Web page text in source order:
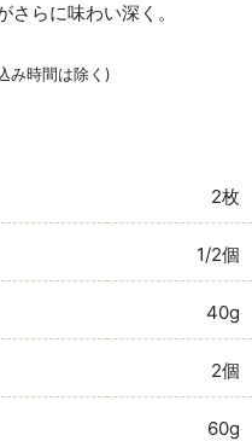
らに味わい深く。
み時間は除く)
2枚
1/2個
40g
2個
60g